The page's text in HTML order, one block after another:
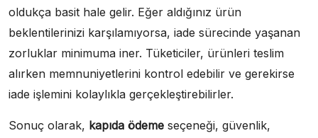
oldukça basit hale gelir. Eğer aldığınız ürün
beklentilerinizi karşılamıyorsa, iade sürecinde yaşanan
zorluklar minimuma iner. Tüketiciler, ürünleri teslim
alırken memnuniyetlerini kontrol edebilir ve gerekirse
iade işlemini kolaylıkla gerçekleştirebilirler.
Sonuç olarak, kapıda ödeme seçeneği, güvenlik,